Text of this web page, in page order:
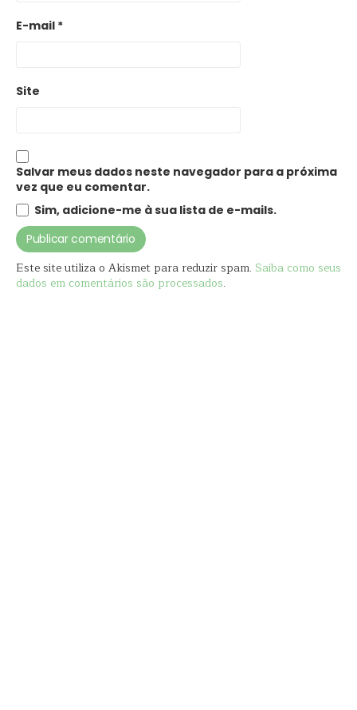
E-mail *
Site
Salvar meus dados neste navegador para a próxima
vez que eu comentar.
Sim, adicione-me à sua lista de e-mails.
Este site utiliza o Akismet para reduzir spam. Saiba como seus
dados em comentários são processados.